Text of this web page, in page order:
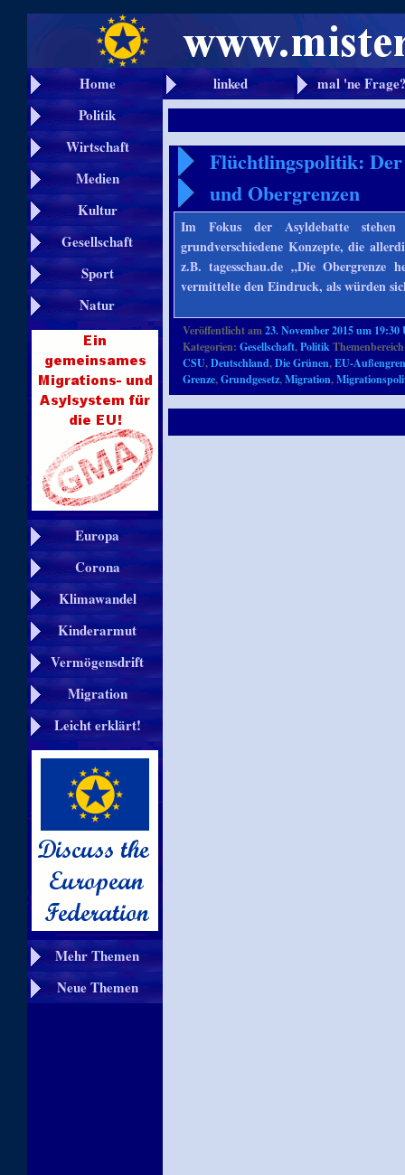
Home linked
mal 'ne
Politik
Wirtschaft
Medien
Kultur
Gesellschaft
Sport
Natur
Europa
Corona
Klimawandel
Kinderarmut
Vermögensdrift
Migration
Leicht erklärt!
Mehr Themen
Neue Themen
Flüchtlingspolitik:
und Obergrenzen
Im Fokus der Asyldebatte
grundverschiedene Konzepte, die
z.B. tagesschau.de „Die
vermittelte den Eindruck, als würden
Veröffentlicht am23. November 2015 um 19:30
Kategorien:Gesellschaft,Politik
CSU,Deutschland,Die Grünen,EU-
Grenze,Grundgesetz,Migration,